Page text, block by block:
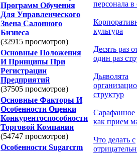
Программ Обучения
Для Управленческого
Звена Салонного
Бизнеса
(32915 просмотров)
Основные Положения
И Принципы При
Регистрации
Предприятий
(37505 просмотров)
Основные Факторы И
Особенности Оценки
Конкурентоспособности
Торговой Компании
(54747 просмотров)
Особенности Sugarcrm
персонала в
культура
Десять раз
один раз
Дьяволята
структур
Сарафанное
как прием
Что делать с